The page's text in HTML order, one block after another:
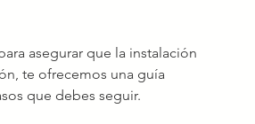
asegurar que la instalación
te ofrecemos una guía
que debes seguir.